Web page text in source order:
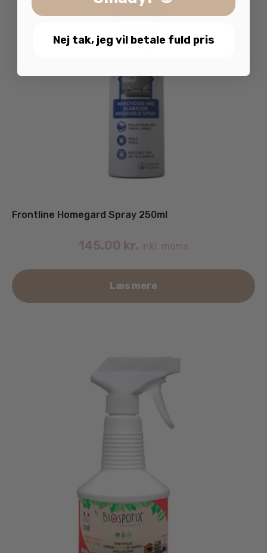
Frontline Homegard Spray 250ml
145.00 kr. inkl. moms
Læs mere
Nej tak, jeg vil betale fuld pris